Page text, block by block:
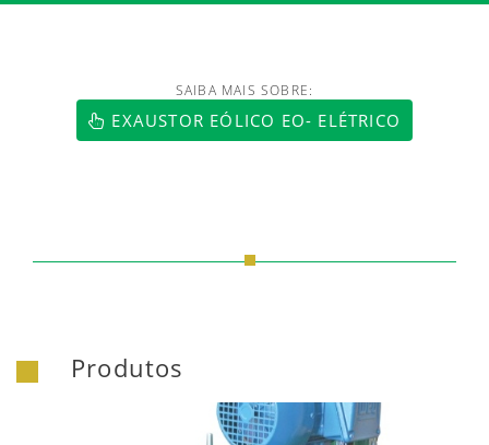
https://www.luftmaxi.com.br/
SAIBA MAIS SOBRE:
EXAUSTOR EÓLICO EO- ELÉTRICO
Produtos